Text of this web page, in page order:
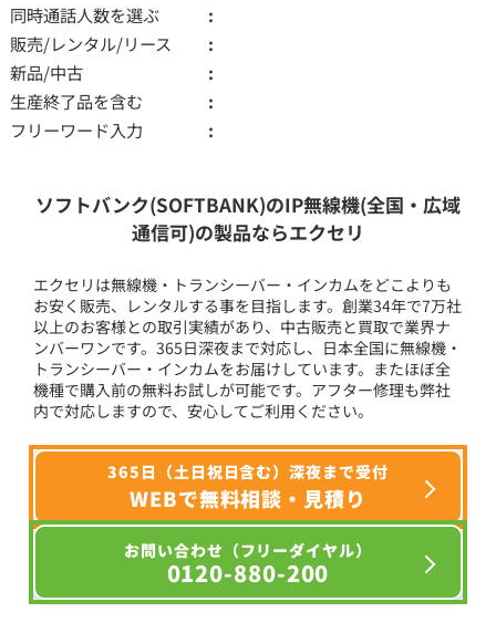
同時通話人数を選ぶ
販売/レンタル/リース
新品/中古
生産終了品を含む
フリーワード入力
ソフトバンク(SOFTBANK)のIP無線機(全国・広域
通信可)の製品ならエクセリ
エクセリは無線機・トランシーバー・インカムをどこよりも
お安く販売、レンタルする事を目指します。創業34年で7万社
以上のお客様との取引実績があり、中古販売と買取で業界ナ
ンバーワンです。365日深夜まで対応し、日本全国に無線機・
トランシーバー・インカムをお届けしています。またほぼ全
機種で購入前の無料お試しが可能です。アフター修理も弊社
内で対応しますので、安心してご利用ください。
365日（土日祝日含む）深夜まで受付
WEBで無料相談・見積り
お問い合わせ（フリーダイヤル）
0120-880-200